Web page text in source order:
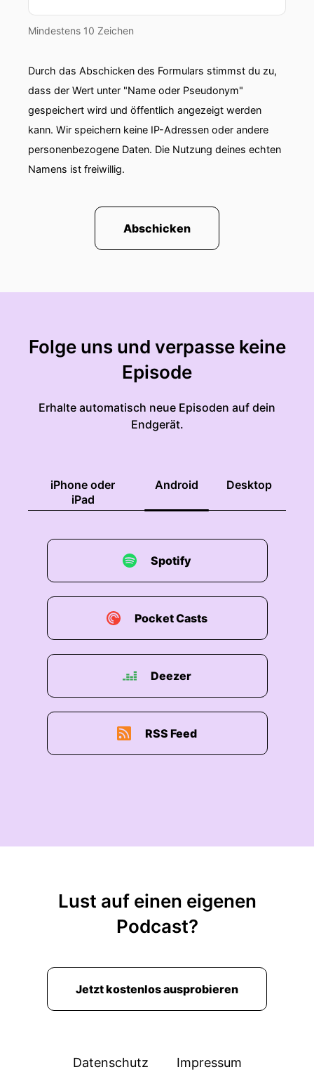
Mindestens 10 Zeichen
Durch das Abschicken des Formulars stimmst du zu,
dass der Wert unter "Name oder Pseudonym"
gespeichert wird und öffentlich angezeigt werden
kann. Wir speichern keine IP-Adressen oder andere
personenbezogene Daten. Die Nutzung deines echten
Namens ist freiwillig.
Abschicken
Folge uns und verpasse keine
Episode
Erhalte automatisch neue Episoden auf dein
Endgerät.
iPhone oder
iPad
Android Desktop
Spotify
Pocket Casts
Deezer
RSS Feed
Lust auf einen eigenen
Podcast?
Jetzt kostenlos ausprobieren
Datenschutz Impressum